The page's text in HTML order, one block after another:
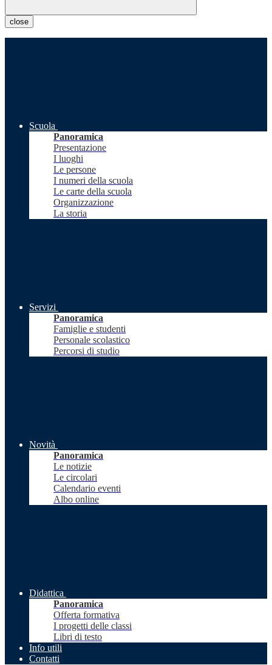
close
Scuola
Panoramica
Presentazione
I luoghi
Le persone
I numeri della scuola
Le carte della scuola
Organizzazione
La storia
Servizi
Panoramica
Famiglie e studenti
Personale scolastico
Percorsi di studio
Novità
Panoramica
Le notizie
Le circolari
Calendario eventi
Albo online
Didattica
Panoramica
Offerta formativa
I progetti delle classi
Libri di testo
Info utili
Contatti